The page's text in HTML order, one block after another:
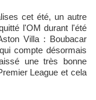
cet été, un autre
l'OM durant l'été
Villa : Boubacar
compte désormais
une très bonne
League et cela